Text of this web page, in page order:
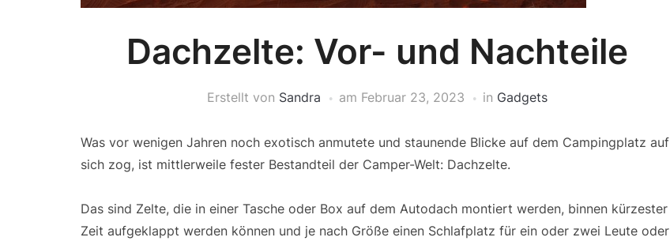
Dachzelte: Vor- und Nachteile
Erstellt von Sandra am Februar 23, 2023 in Gadgets
Was vor wenigen Jahren noch exotisch anmutete und staunende Blicke auf dem Campingplatz auf
sich zog, ist mittlerweile fester Bestandteil der Camper-Welt: Dachzelte.
Das sind Zelte, die in einer Tasche oder Box auf dem Autodach montiert werden, binnen kürzester
Zeit aufgeklappt werden können und je nach Größe einen Schlafplatz für ein oder zwei Leute oder